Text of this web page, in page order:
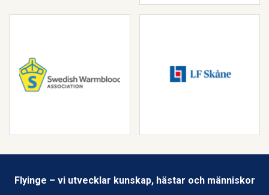
Flyinge – vi utvecklar kunskap, hästar och människor